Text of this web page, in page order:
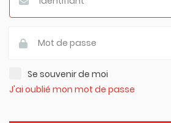
Se souvenir de moi
J'ai oublié mon mot de passe